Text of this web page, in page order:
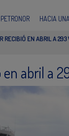
HACIA
RECIBIÓ EN ABRIL A 293
abril a